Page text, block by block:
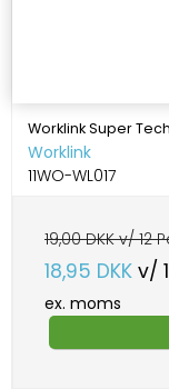
Worklink Super
Worklink
11WO-WL017
19,00 DKK v/ 12
18,95 DKK v/
ex. moms